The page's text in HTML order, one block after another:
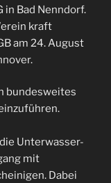
in Bad Nenndorf.
kraft
am 24. August
bundesweites
Unterwasser-
mit
Dabei